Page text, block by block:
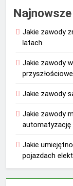
Jakie zawody
latach
Jakie zawody
przyszłościowe
Jakie zawody
Jakie zawody
automatyzację
Jakie
pojazdach